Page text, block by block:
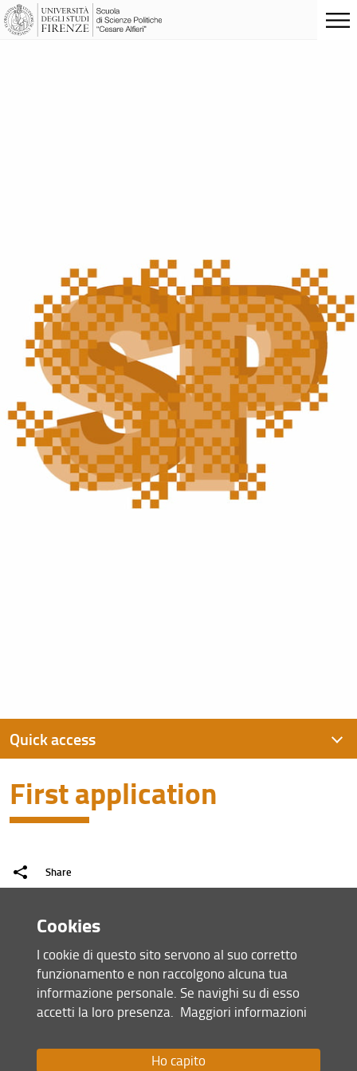
First application
Share
Quick access
First application
Faq
Corporate
From abroad
RSS feed
Cookies
I cookie di questo sito servono al suo corretto
funzionamento e non raccolgono alcuna tua
informazione personale. Se navighi su di esso
accetti la loro presenza. Maggiori informazioni
Ho capito